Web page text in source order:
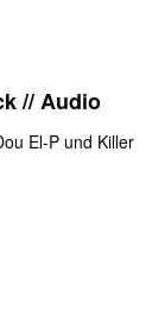
// Audio
El-P und Killer